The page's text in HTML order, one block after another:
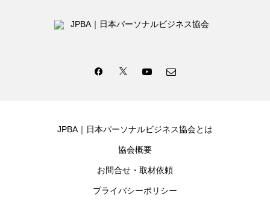
JPBA｜日本パーソナルビジネス協会とは
協会概要
お問合せ・取材依頼
プライバシーポリシー